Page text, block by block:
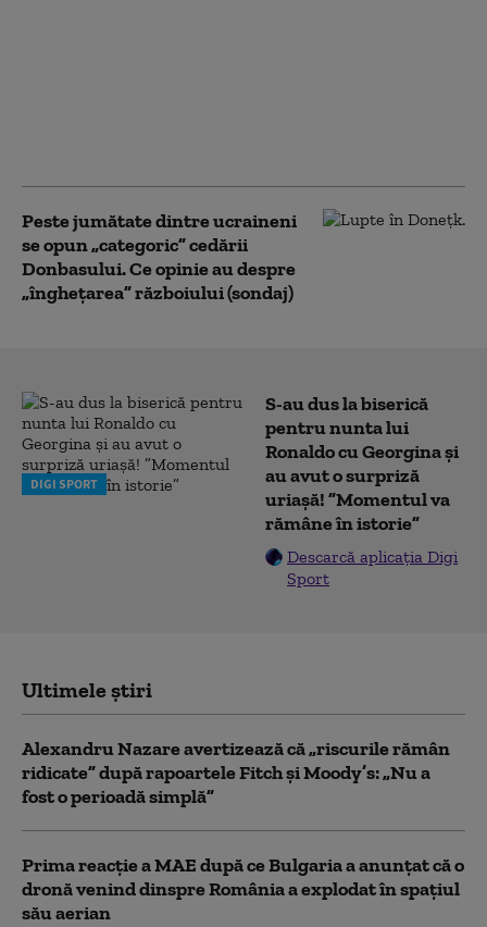
Peste jumătate dintre ucraineni
se opun „categoric” cedării
Donbasului. Ce opinie au despre
„înghețarea” războiului (sondaj)
DIGI SPORT
S-au dus la biserică
pentru nunta lui
Ronaldo cu Georgina și
au avut o surpriză
uriașă! ”Momentul va
rămâne în istorie”
Descarcă aplicația Digi
Sport
Ultimele știri
Alexandru Nazare avertizează că „riscurile rămân
ridicate” după rapoartele Fitch și Moody’s: „Nu a
fost o perioadă simplă”
Prima reacție a MAE după ce Bulgaria a anunţat că o
dronă venind dinspre România a explodat în spaţiul
său aerian